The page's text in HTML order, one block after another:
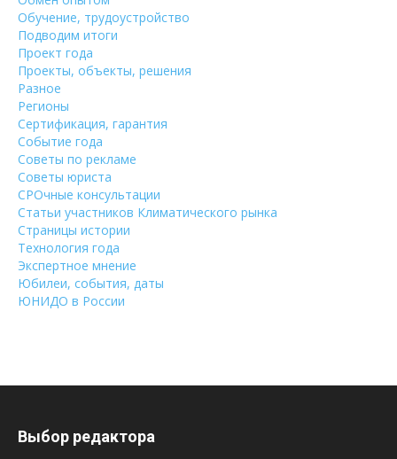
Обучение, трудоустройство
Подводим итоги
Проект года
Проекты, объекты, решения
Разное
Регионы
Сертификация, гарантия
Событие года
Советы по рекламе
Советы юриста
СРОчные консультации
Статьи участников Климатического рынка
Страницы истории
Технология года
Экспертное мнение
Юбилеи, события, даты
ЮНИДО в России
Выбор редактора